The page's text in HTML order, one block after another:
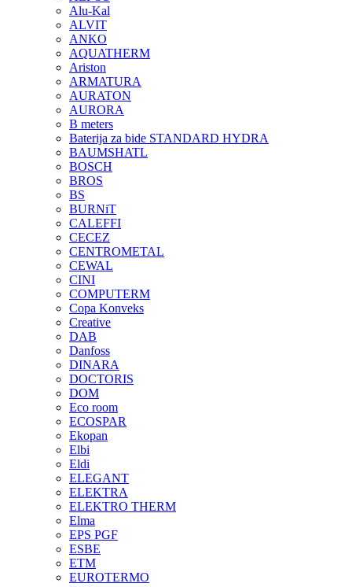
Alu-Kal
ALVIT
ANKO
AQUATHERM
Ariston
ARMATURA
AURATON
AURORA
B meters
Baterija za bide STANDARD HYDRA
BAUMSHATL
BOSCH
BROS
BS
BURNiT
CALEFFI
CECEZ
CENTROMETAL
CEWAL
CINI
COMPUTERM
Copa Konveks
Creative
DAB
Danfoss
DINARA
DOCTORIS
DOM
Eco room
ECOSPAR
Ekopan
Elbi
Eldi
ELEGANT
ELEKTRA
ELEKTRO THERM
Elma
EPS PGF
ESBE
ETM
EUROTERMO